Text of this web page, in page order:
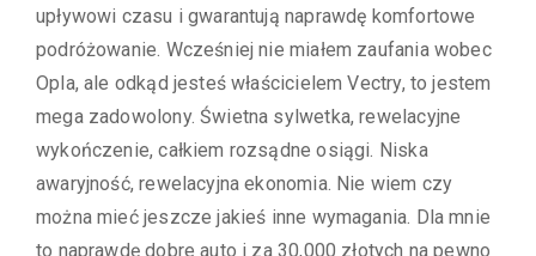
upływowi czasu i gwarantują naprawdę komfortowe
podróżowanie. Wcześniej nie miałem zaufania wobec
Opla, ale odkąd jesteś właścicielem Vectry, to jestem
mega zadowolony. Świetna sylwetka, rewelacyjne
wykończenie, całkiem rozsądne osiągi. Niska
awaryjność, rewelacyjna ekonomia. Nie wiem czy
można mieć jeszcze jakieś inne wymagania. Dla mnie
to naprawdę dobre auto i za 30,000 złotych na pewno